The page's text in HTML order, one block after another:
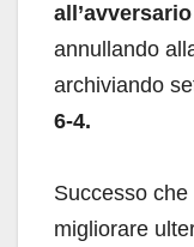
all’avversario
annullando
archiviando
6-4.
Successo
migliorare